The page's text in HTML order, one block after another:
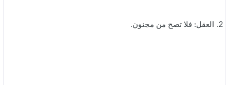
‎2. العقل: فلا تصح من مجنون.‏